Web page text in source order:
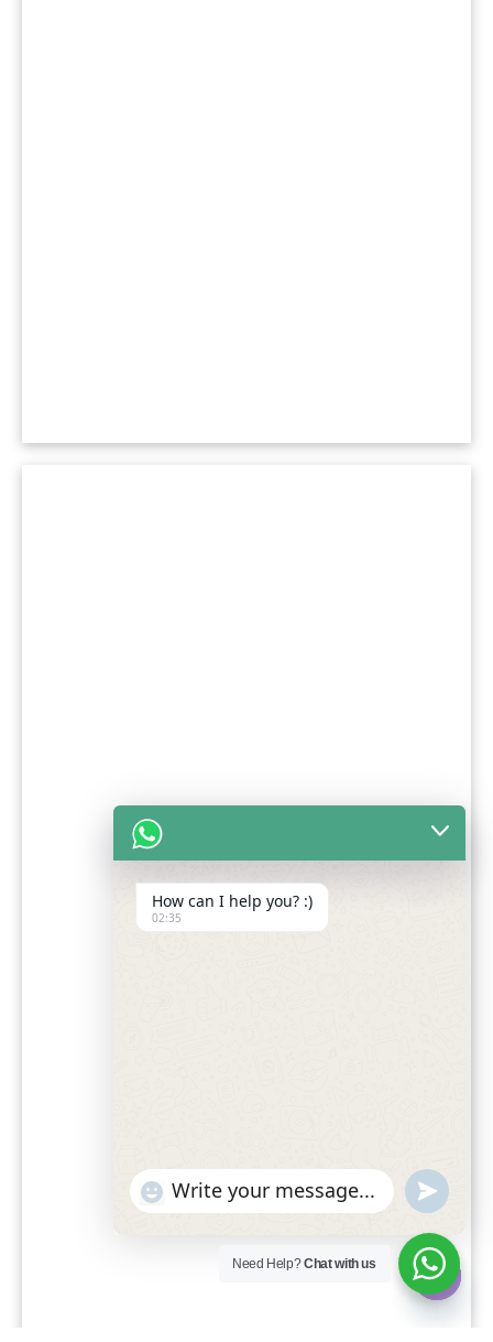
Need Help?Chat with us
Hide
How can I help you? :)
02:35
"+chaty_settings.lang.emoji_picker+"
WhatsApp Message
undefined